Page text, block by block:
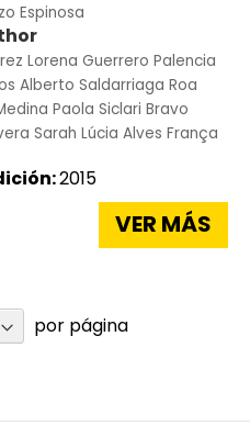
Espinosa
Lorena Guerrero Palencia
Alberto Saldarriaga Roa
Paola Siclari Bravo
Sarah Lúcia Alves França
2015
VER MÁS
por página